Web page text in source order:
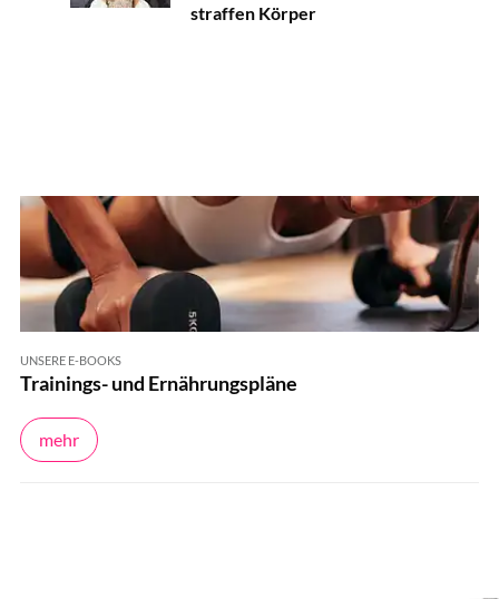
straffen Körper
UNSERE E-BOOKS
Trainings- und Ernährungspläne
mehr